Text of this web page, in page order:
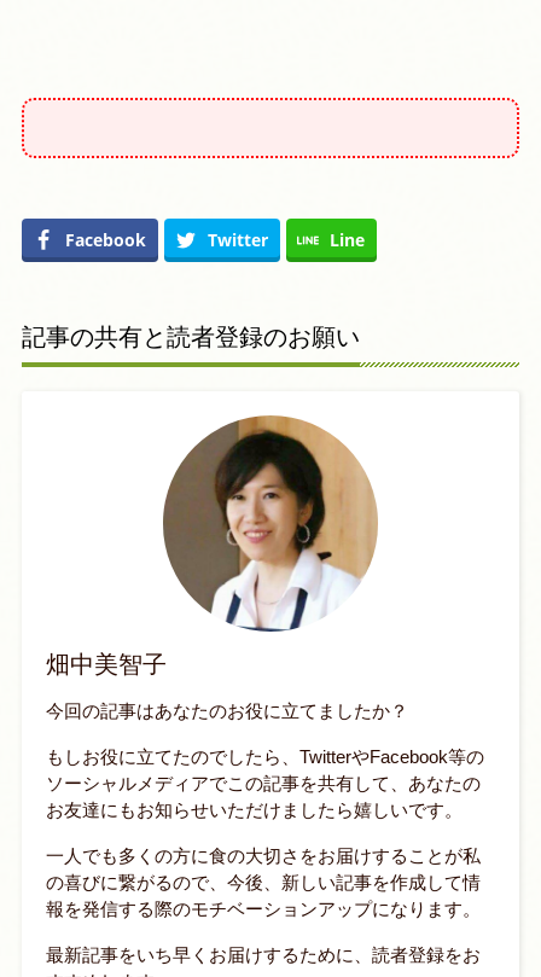
Facebook Twitter Line
記事の共有と読者登録のお願い
畑中美智子
今回の記事はあなたのお役に立てましたか？
もしお役に立てたのでしたら、TwitterやFacebook等の
ソーシャルメディアでこの記事を共有して、あなたの
お友達にもお知らせいただけましたら嬉しいです。
一人でも多くの方に食の大切さをお届けすることが私
の喜びに繋がるので、今後、新しい記事を作成して情
報を発信する際のモチベーションアップになります。
最新記事をいち早くお届けするために、読者登録をお